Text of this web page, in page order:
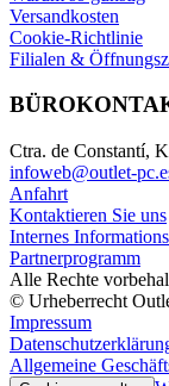
Versandkosten
Cookie-Richtlinie
Filialen &
Ctra. de Constantí,
infoweb@outlet-
Anfahrt
Kontaktieren Sie uns
Internes
Partnerprogramm
Alle Rechte
© Urheberrecht
Impressum
Allgemeine